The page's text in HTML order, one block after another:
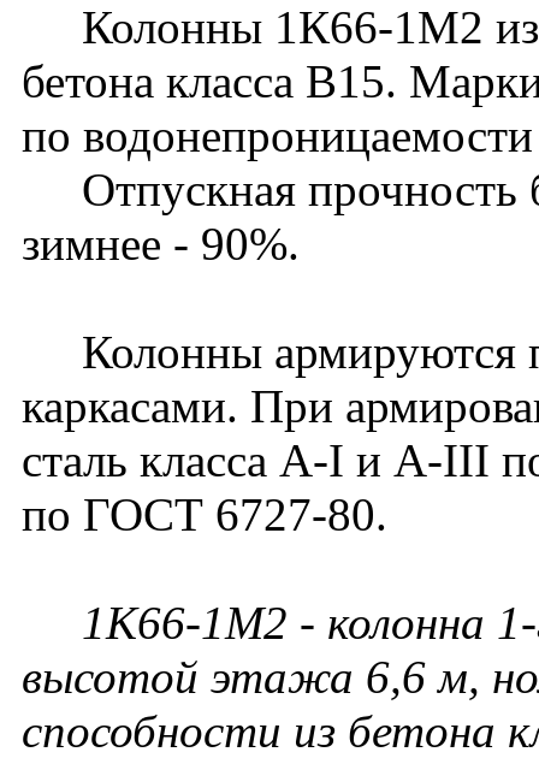
Колонны 1К66-1М2
бетона класса В15.
по
Отпускная прочность
зимнее - 90%.
Колонны армируются
каркасами. При
сталь класса A-I и A-III
по ГОСТ 6727-80.
1К66-1М2 - колонна
высотой этажа 6,6 м,
способности из бетона